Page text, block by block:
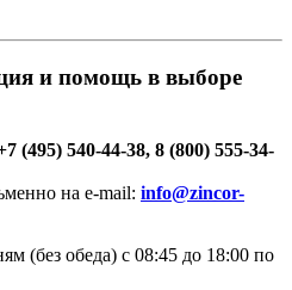
и помощь в выборе
(495) 540-44-38, 8 (800) 555-34-
на e-mail: info@zincor-
(без обеда) с 08:45 до 18:00 по